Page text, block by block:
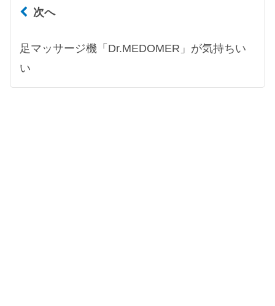
次へ
足マッサージ機「Dr.MEDOMER」が気持ちい
い